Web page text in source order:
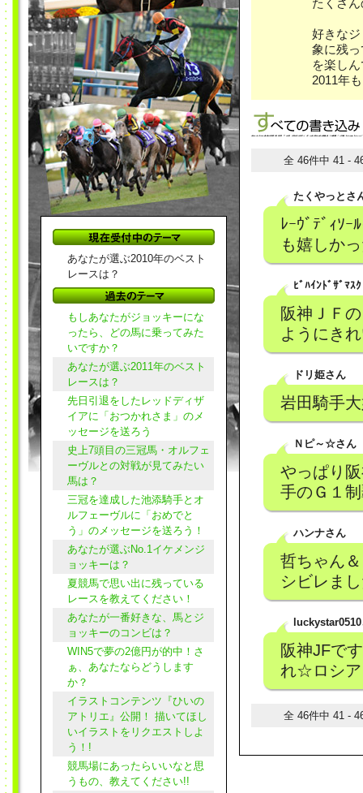
あなたが選ぶ2010年のベスト
レースは？
もしあなたがジョッキーにな
ったら、どの馬に乗ってみた
いですか？
あなたが選ぶ2011年のベスト
レースは？
先日引退をしたレッドディザ
イアに「おつかれさま」のメ
ッセージを送ろう
史上7頭目の三冠馬・オルフェ
ーヴルとの対戦が見てみたい
馬は？
三冠を達成した池添騎手とオ
ルフェーヴルに「おめでと
う」のメッセージを送ろう！
あなたが選ぶNo.1イケメンジ
ョッキーは？
夏競馬で思い出に残っている
レースを教えてください！
あなたが一番好きな、馬とジ
ョッキーのコンビは？
WIN5で夢の2億円が的中！さ
ぁ、あなたならどうします
か？
イラストコンテンツ『ひいの
アトリエ』公開！ 描いてほし
いイラストをリクエストしよ
う！!
競馬場にあったらいいなと思
うもの、教えてください!!
たくさ
好きな
象に残
を楽し
2011年
全 46件中 41 -
たくやっとさ
ﾚｰｳﾞﾃﾞｨｿ
も嬉しか
ﾋﾞﾊｲﾝﾄﾞｻﾞﾏｽ
阪神ＪＦ
ようにき
ドリ姫さん
岩田騎手
Ｎピ～☆さん
やっぱり
手のＧ１
ハンナさん
哲ちゃん
シビレま
阪神JFで
れ☆ロシア
全 46件中 41 -